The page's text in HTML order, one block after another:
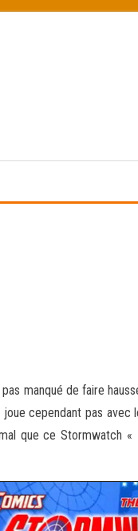
manqué de faire
cependant pas avec
que ce Stormwatch «